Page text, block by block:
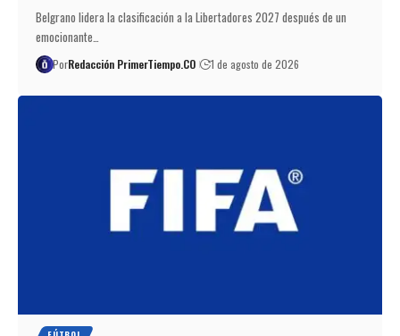
Belgrano lidera la clasificación a la Libertadores 2027 después de un
emocionante…
PorRedacción PrimerTiempo.CO 1 de agosto de 2026